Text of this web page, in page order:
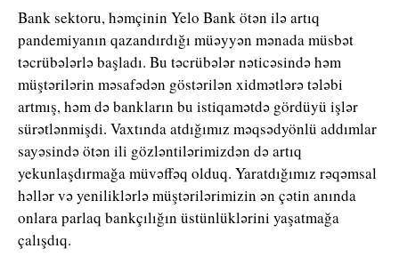
Bank sektoru, həmçinin Yelo Bank ötən ilə artıq
pandemiyanın qazandırdığı müəyyən mənada müsbət
təcrübələrlə başladı. Bu təcrübələr nəticəsində həm
müştərilərin məsafədən göstərilən xidmətlərə tələbi
artmış, həm də bankların bu istiqamətdə gördüyü işlər
sürətlənmişdi. Vaxtında atdığımız məqsədyönlü addımlar
sayəsində ötən ili gözləntilərimizdən də artıq
yekunlaşdırmağa müvəffəq olduq. Yaratdığımız rəqəmsal
həllər və yeniliklərlə müştərilərimizin ən çətin anında
onlara parlaq bankçılığın üstünlüklərini yaşatmağa
çalışdıq.